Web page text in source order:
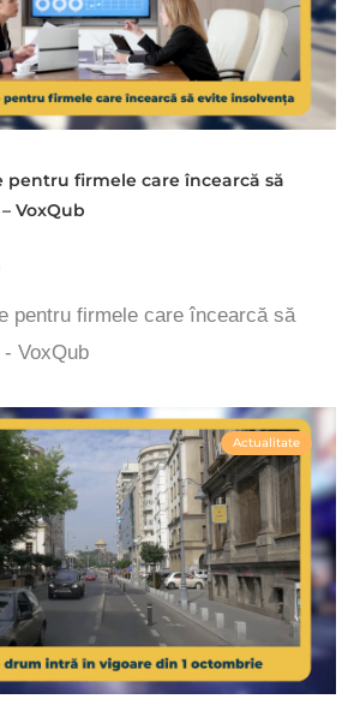
pentru firmele care încearcă să
VoxQub
pentru firmele care încearcă să
VoxQub
Actualitate